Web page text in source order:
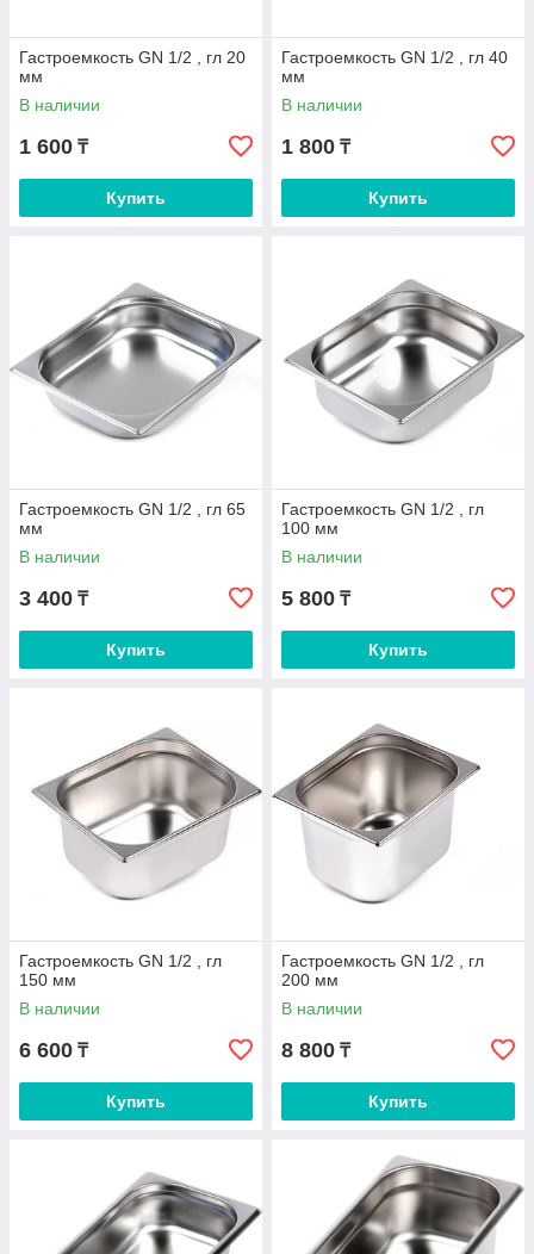
Гастроемкость GN 1/2 , гл 20
мм
В наличии
1 600 ₸
Купить
Гастроемкость GN 1/2 , гл 40
мм
В наличии
1 800 ₸
Купить
Гастроемкость GN 1/2 , гл 65
мм
В наличии
3 400 ₸
Купить
Гастроемкость GN 1/2 , гл
100 мм
В наличии
5 800 ₸
Купить
Гастроемкость GN 1/2 , гл
150 мм
В наличии
6 600 ₸
Купить
Гастроемкость GN 1/2 , гл
200 мм
В наличии
8 800 ₸
Купить